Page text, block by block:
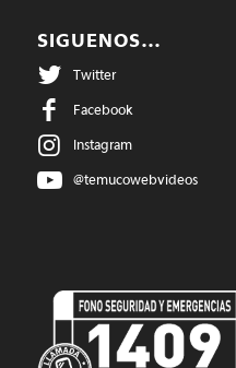
SIGUENOS…
Twitter
Facebook
Instagram
@temucowebvideos